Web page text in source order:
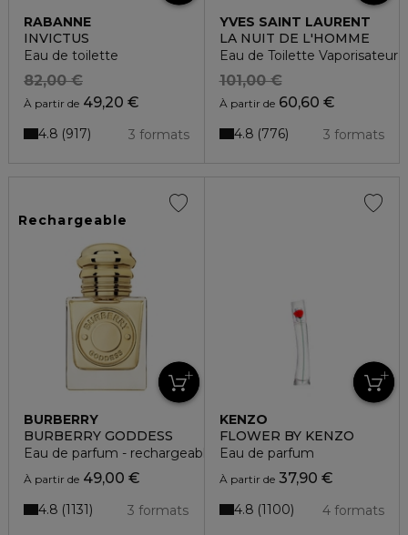
RABANNE
INVICTUS
Eau de toilette
À partir de 49,20 €
82,00 €
3 formats
4.8 917
YVES SAINT LAURENT
LA NUIT DE L'HOMME
Eau de Toilette Vaporisateur
À partir de60,60 €
101,00 €
3 formats
4.8 776
Rechargeable
BURBERRY
BURBERRY GODDESS
Eau de parfum - rechargeable
À partir de 49,00 €
3 formats
4.8 1131
KENZO
FLOWER BY KENZO
Eau de parfum
À partir de37,90 €
4 formats
4.8 1100